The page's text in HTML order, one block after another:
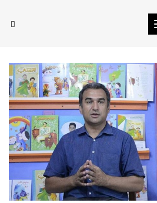
Toggle
غریبه نیستید